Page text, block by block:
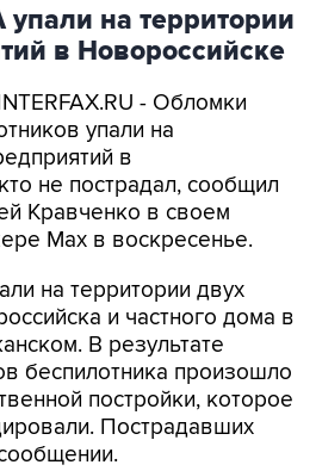
на территории
в Новороссийске
- Обломки
упали на
в
не пострадал, сообщил
Кравченко в своем
Max в воскресенье.
на территории двух
и частного дома в
В результате
беспилотника произошло
постройки, которое
Пострадавших